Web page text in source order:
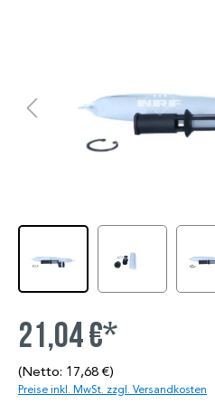
21,04 €*
(Netto: 17,68 €)
Preise inkl. MwSt. zzgl. Versandkosten